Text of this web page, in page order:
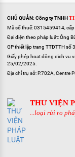
CHỦ QUẢN: Công ty TNHH
Mã số thuế: 0315459414,
Đại diện theo pháp luật: Ông
GP thiết lập trang TTĐTTH số
Giấy phép hoạt động dịch vụ
25/02/2025.
Địa chỉ trụ sở: P.702A, Centre
THƯ VIỆN
...loại rủi ro